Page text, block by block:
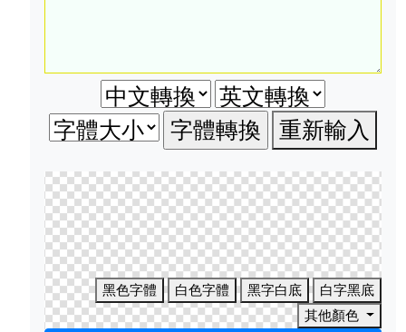
重新輸入
黑色字體 白色字體 黑字白底
白字黑底
其他顏色